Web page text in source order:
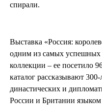
спирали.
Выставка «Россия:
одним из самых успешных
коллекции – ее посетило
каталог рассказывают
династических и
России и Британии языком